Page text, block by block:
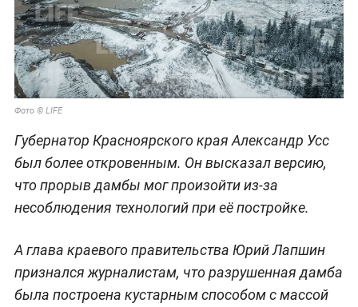
Фото © LIFE
Губернатор Красноярского края Александр Усс
был более откровенным. Он высказал версию,
что прорыв дамбы мог произойти из-за
несоблюдения технологий при её постройке.
А глава краевого правительства Юрий Лапшин
признался журналистам, что разрушенная дамба
была построена кустарным способом с массой